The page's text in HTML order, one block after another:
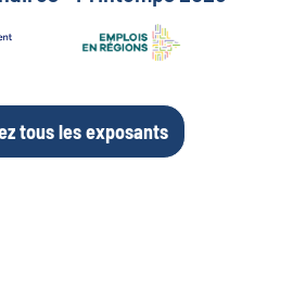
tous les exposants